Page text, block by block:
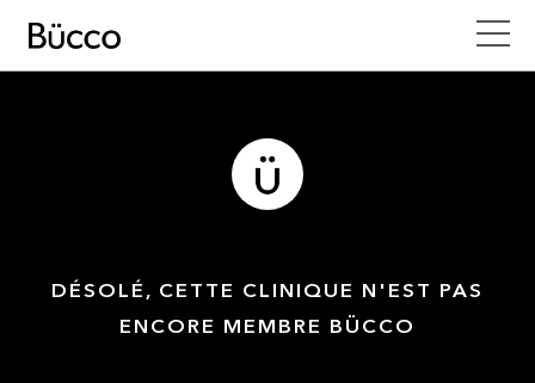
DÉSOLÉ, CETTE CLINIQUE N'EST PAS
ENCORE MEMBRE BÜCCO